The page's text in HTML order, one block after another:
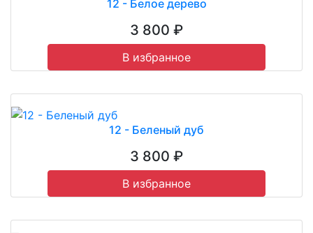
12 - Белое дерево
3 800 ₽
В избранное
12 - Беленый дуб
3 800 ₽
В избранное